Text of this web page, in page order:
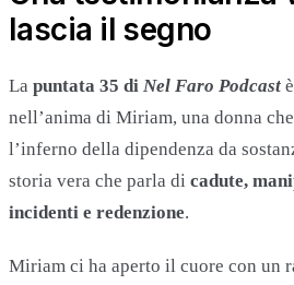
lascia il segno
La puntata 35 di Nel Faro Podcast
nell’anima di Miriam, una donna
l’inferno della dipendenza da
storia vera che parla di cadute,
incidenti e redenzione.
Miriam ci ha aperto il cuore con un